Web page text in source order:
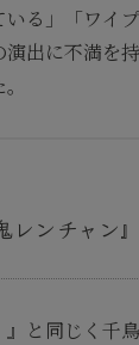
いる」「ワイ
出に不満を
レンチャン
』と同じく千